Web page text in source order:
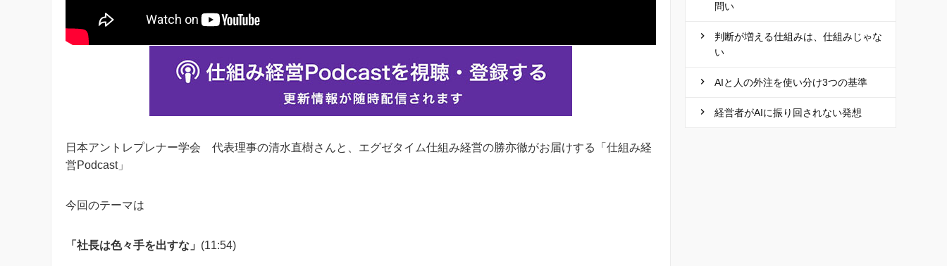
日本アントレプレナー学会 代表理事の清水直樹さんと、エグゼタイム仕組み経営の勝亦徹がお届けする「仕組み経
営Podcast」
今回のテーマは
「社長は色々手を出すな」 (11:54)
問い
判断が増える仕組みは、仕組みじゃな
い
AIと人の外注を使い分け3つの基準
経営者がAIに振り回されない発想